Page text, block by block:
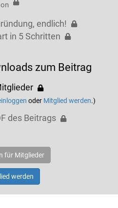
endlich!
in 5 Schritten
zum Beitrag
oder Mitglied werden.)
des Beitrags
für Mitglieder
werden